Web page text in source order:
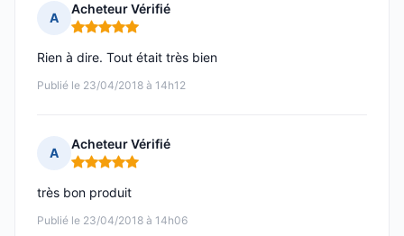
A
Acheteur Vérifié
Note : 5 sur 5
Publié le 23/04/2018 à 14h12
Rien à dire. Tout était très bien
A
Acheteur Vérifié
Note : 5 sur 5
Publié le 23/04/2018 à 14h06
très bon produit